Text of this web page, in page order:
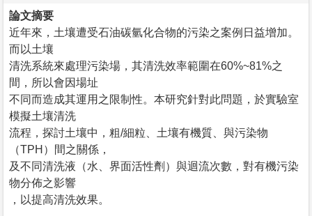
論文摘要
近年來，土壤遭受石油碳氫化合物的污染之案例日益增加。
而以土壤
清洗系統來處理污染場，其清洗效率範圍在60%~81%之
間，所以會因場址
不同而造成其運用之限制性。本研究針對此問題，於實驗室
模擬土壤清洗
流程，探討土壤中，粗/細粒、土壤有機質、與污染物
（TPH）間之關係，
及不同清洗液（水、界面活性劑）與迴流次數，對有機污染
物分佈之影響
，以提高清洗效果。